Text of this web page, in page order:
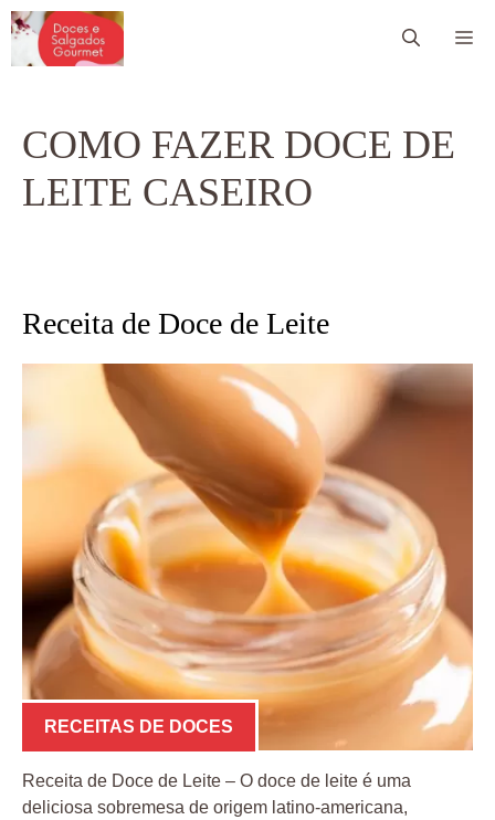
Pular
para
COMO FAZER DOCE DE
LEITE CASEIRO
Receita de Doce de Leite
RECEITAS DE DOCES
Receita de Doce de Leite – O doce de leite é uma
deliciosa sobremesa de origem latino-americana,